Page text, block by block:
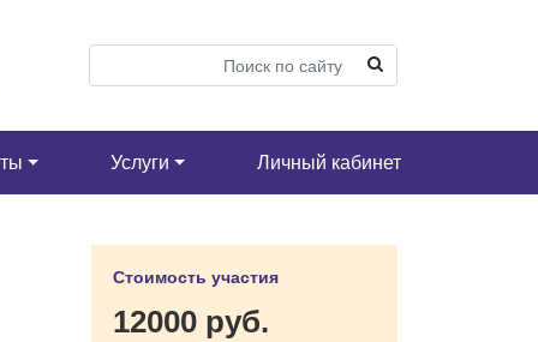
Услуги Личный кабинет
Стоимость участия
12000 руб.